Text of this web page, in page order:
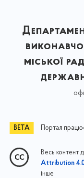
міської
Портал
Весь контент
Attribution
інше